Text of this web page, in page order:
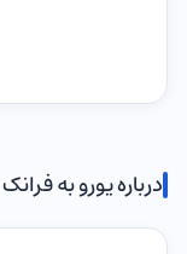
درباره یورو به فرانک